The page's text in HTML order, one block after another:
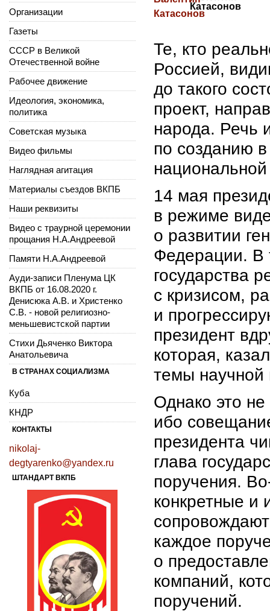
Катасонов
Те, кто
Россией,
до такого
проект,
народа. Речь
по созданию
14 мая
в режиме
о развитии
Федерации. В
государства
с кризисом,
и
президент
которая,
темы
Однако это
ибо
президента
глава
поручения.
конкретные и
каждое
о
компаний,
поручений.
Организации
Газеты
СССР в Великой
Отечественной войне
Рабочее движение
Идеология, экономика,
политика
Советская музыка
Видео фильмы
Наглядная агитация
Материалы съездов ВКПБ
Наши реквизиты
Видео с траурной церемонии
прощания Н.А.Андреевой
Памяти Н.А.Андреевой
Ауди-записи Пленума ЦК
ВКПБ от 16.08.2020 г.
Денисюка А.В. и Христенко
С.В. - новой религиозно-
меньшевистской партии
Стихи Дьяченко Виктора
Анатольевича
В СТРАНАХ СОЦИАЛИЗМА
Куба
КНДР
КОНТАКТЫ
nikolaj-
degtyarenko@yandex.ru
ШТАНДАРТ ВКПБ